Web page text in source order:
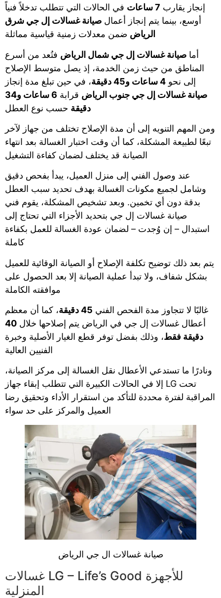
إنجاز يقارب 7 ساعات
في الحالات التي تتطلب تدخلاً فنياً
أوسع، بينما يتم إنجاز أعمال صيانة غسالات إل جي شرق
الرياض ضمن معدلات زمنية قياسية مماثلة
أما صيانة غسالات إل جي شمال الرياض فتُعد من أسرع
المناطق من حيث زمن الخدمة، إذ يصل متوسط الإصلاح
إلى نحو 4 ساعات و45 دقيقة
، في حين تبلغ مدة إنجاز
صيانة غسالات إل جي جنوب الرياض قرابة
6 ساعات و34
دقيقة حسب نوع العطل
ومن المهم التنويه إلى أن مدة الإصلاح تختلف من جهاز لآخر
تبعًا لطبيعة المشكلة، كما أن وقت اختبار الغسالة بعد انتهاء
الصيانة قد يختلف لضمان كفاءة التشغيل
عند وصول الفني إلى منزل العميل، يبدأ بفحص دقيق
وشامل لجميع مكونات الغسالة بهدف تحديد سبب العطل
بدقة دون أي تخمين. وبعد تشخيص المشكلة، يقوم فني
صيانة غسالات إل جي بتحديد الأجزاء التي تحتاج إلى
استبدال – إن وُجدت – لضمان عودة الغسالة للعمل بكفاءة
كاملة
يتم بعد ذلك توضيح تكلفة الإصلاح أو الصيانة الوقائية للعميل
بشكل شفاف، ولا تبدأ عملية الصيانة إلا بعد الحصول على
موافقته الكاملة
غالبًا لا تتجاوز مدة الفحص الفني 45 دقيقة
، كما أن معظم
أعطال غسالات إل جي في الرياض يتم إصلاحها خلال 40
دقيقة فقط، وذلك بفضل توفر قطع الغيار الأصلية وخبرة
الفنيين العالية
ونادرًا ما تستدعي الأعطال نقل الغسالة إلى مركز الصيانة،
إلا في الحالات الكبيرة التي تتطلب إبقاء جهاز LG تحت
المراقبة لفترة محددة للتأكد من استقرار الأداء وتحقيق رضا
العميل والمركز على حد سواء
صيانة غسالات ال جي الرياض
غسالات LG – Life’s Good للأجهزة
المنزلية